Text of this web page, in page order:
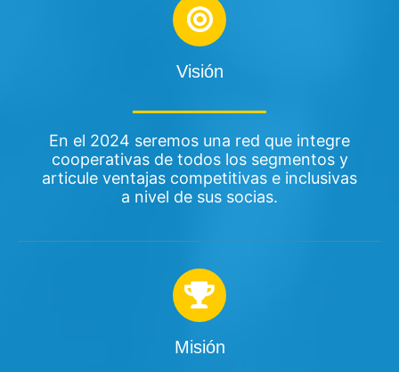
Visión
En el 2024 seremos una red que integre
cooperativas de todos los segmentos y
articule ventajas competitivas e inclusivas
a nivel de sus socias.
Misión